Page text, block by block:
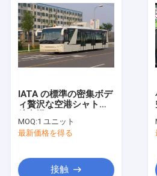
IATA の標準の密集ボデ
ィ贅沢な空港シャトル
MOQ:1 ユニット
最新価格を得る
接触